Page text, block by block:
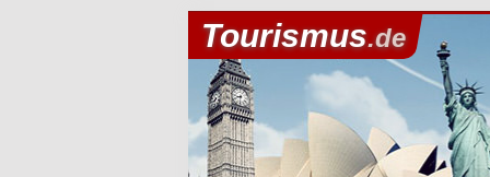
Tourismus.de